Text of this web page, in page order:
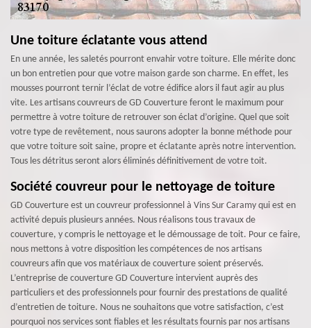
Une toiture éclatante vous attend
En une année, les saletés pourront envahir votre toiture. Elle mérite donc
un bon entretien pour que votre maison garde son charme. En effet, les
mousses pourront ternir l’éclat de votre édifice alors il faut agir au plus
vite. Les artisans couvreurs de GD Couverture feront le maximum pour
permettre à votre toiture de retrouver son éclat d’origine. Quel que soit
votre type de revêtement, nous saurons adopter la bonne méthode pour
que votre toiture soit saine, propre et éclatante après notre intervention.
Tous les détritus seront alors éliminés définitivement de votre toit.
Société couvreur pour le nettoyage de toiture
GD Couverture est un couvreur professionnel à Vins Sur Caramy qui est en
activité depuis plusieurs années. Nous réalisons tous travaux de
couverture, y compris le nettoyage et le démoussage de toit. Pour ce faire,
nous mettons à votre disposition les compétences de nos artisans
couvreurs afin que vos matériaux de couverture soient préservés.
L’entreprise de couverture GD Couverture intervient auprès des
particuliers et des professionnels pour fournir des prestations de qualité
d’entretien de toiture. Nous ne souhaitons que votre satisfaction, c’est
pourquoi nos services sont fiables et les résultats fournis par nos artisans